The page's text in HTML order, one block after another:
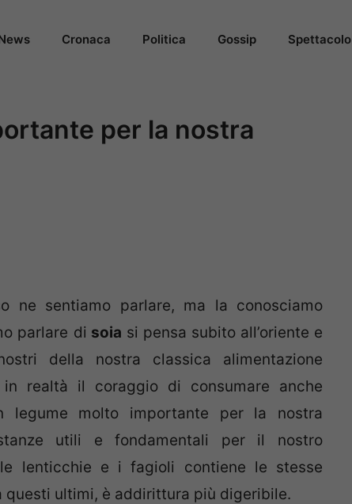
Cronaca Politica Gossip Spettacolo
per la nostra
ne sentiamo parlare, ma la conosciamo
parlare di soia si pensa subito all’oriente e
della nostra classica alimentazione
realtà il coraggio di consumare anche
molto importante per la nostra
utili e fondamentali per il nostro
lenticchie e i fagioli contiene le stesse
ultimi, è addirittura più digeribile.